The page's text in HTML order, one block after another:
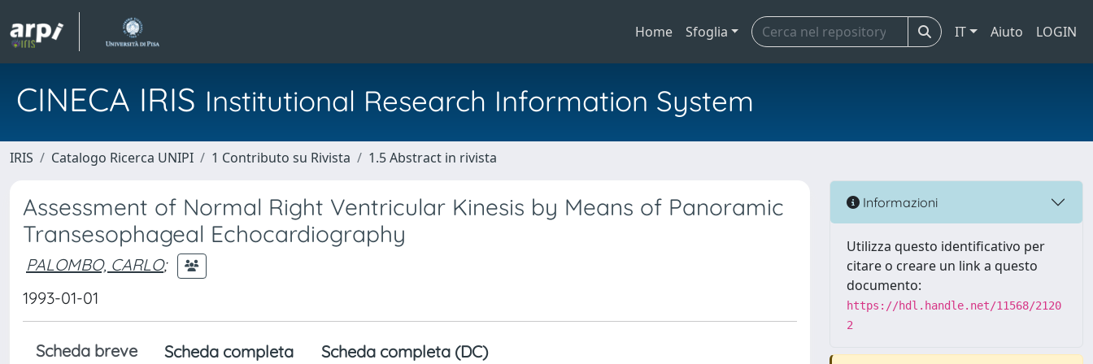
Home Sfoglia IT Aiuto LOGIN
CINECA IRIS Institutional Research Information System
IRIS Catalogo Ricerca UNIPI 1 Contributo su Rivista 1.5 Abstract in rivista
Assessment of Normal Right Ventricular Kinesis by Means of Panoramic
Transesophageal Echocardiography
PALOMBO, CARLO;
1993-01-01
Scheda breve Scheda completa Scheda completa (DC)
Informazioni
Utilizza questo identificativo per
citare o creare un link a questo
documento:
https://hdl.handle.net/11568/2120
2